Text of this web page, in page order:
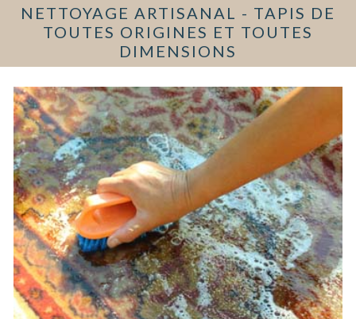
NETTOYAGE ARTISANAL - TAPIS DE
TOUTES ORIGINES ET TOUTES
DIMENSIONS